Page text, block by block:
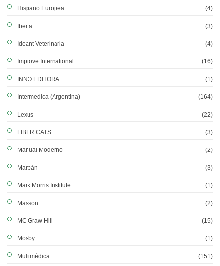
Hispano Europea (4)
Iberia (3)
Ideant Veterinaria (4)
Improve International (16)
INNO EDITORA (1)
Intermedica (Argentina) (164)
Lexus (22)
LIBER CATS (3)
Manual Moderno (2)
Marbán (3)
Mark Morris Institute (1)
Masson (2)
MC Graw Hill (15)
Mosby (1)
Multimédica (151)